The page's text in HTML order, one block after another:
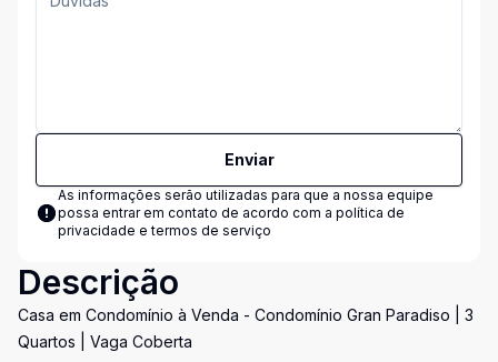
Enviar
As informações serão utilizadas para que a nossa equipe
possa entrar em contato de acordo com a política de
privacidade e termos de serviço
Descrição
Casa em Condomínio à Venda - Condomínio Gran Paradiso | 3
Quartos | Vaga Coberta